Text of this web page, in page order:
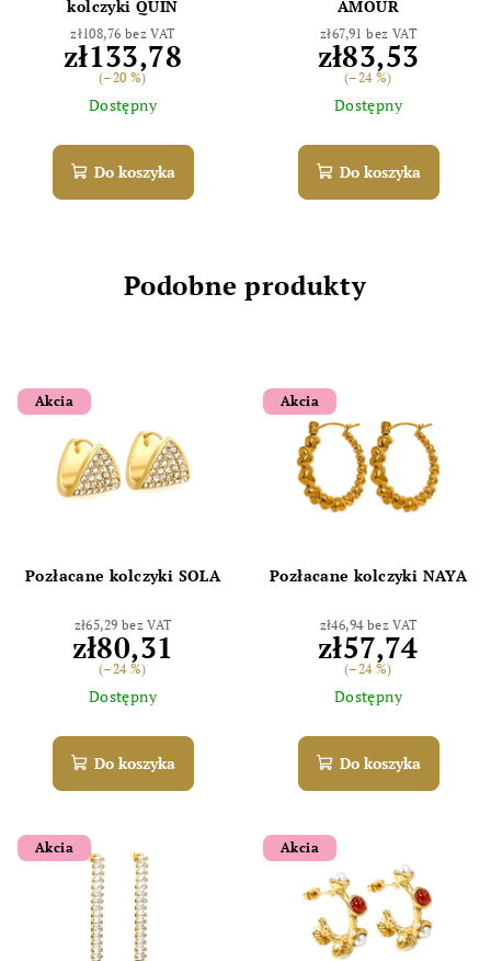
kolczyki QUIN
zł108,76 bez VAT
zł133,78
(–20 %)
Dostępny
Do koszyka
AMOUR
zł67,91 bez VAT
zł83,53
(–24 %)
Dostępny
Do koszyka
Podobne produkty
Akcia
Pozłacane kolczyki SOLA
zł65,29 bez VAT
zł80,31
(–24 %)
Dostępny
Do koszyka
Akcia
Pozłacane kolczyki NAYA
zł46,94 bez VAT
zł57,74
(–24 %)
Dostępny
Do koszyka
Akcia Akcia